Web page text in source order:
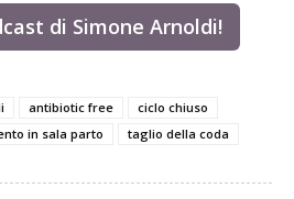
di Simone Arnoldi!
antibiotic free
ciclo chiuso
in sala parto taglio della coda